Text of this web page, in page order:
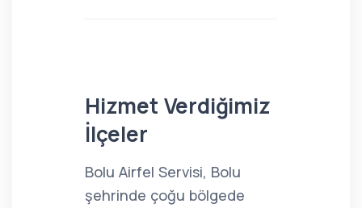
Hizmet Verdiğimiz
İlçeler
Bolu Airfel Servisi, Bolu
şehrinde çoğu bölgede